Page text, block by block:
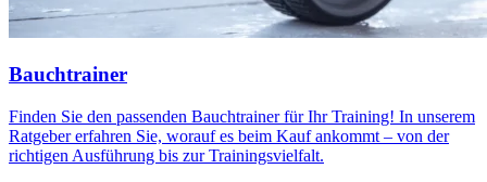
Bauchtrainer
Finden Sie den passenden Bauchtrainer für Ihr Training! In unserem
Ratgeber erfahren Sie, worauf es beim Kauf ankommt – von der
richtigen Ausführung bis zur Trainingsvielfalt.